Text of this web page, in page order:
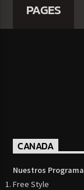
PAGES
CANADA
Nuestros
Free Style